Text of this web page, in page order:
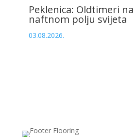
Peklenica: Oldtimeri
naftnom polju svijeta
03.08.2026.